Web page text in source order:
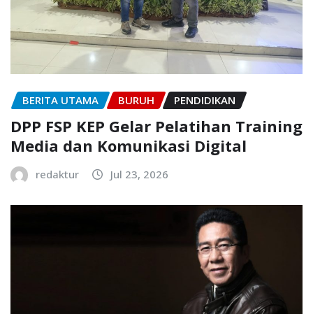
BERITA UTAMA BURUH PENDIDIKAN
DPP FSP KEP Gelar Pelatihan Training
Media dan Komunikasi Digital
redaktur Jul 23, 2026